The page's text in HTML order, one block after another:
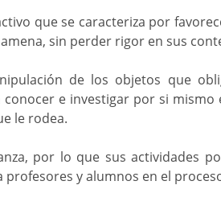
que se caracteriza por
sin perder rigor en sus
de los objetos que
e investigar por si
le rodea.
por lo que sus actividades
y alumnos en el